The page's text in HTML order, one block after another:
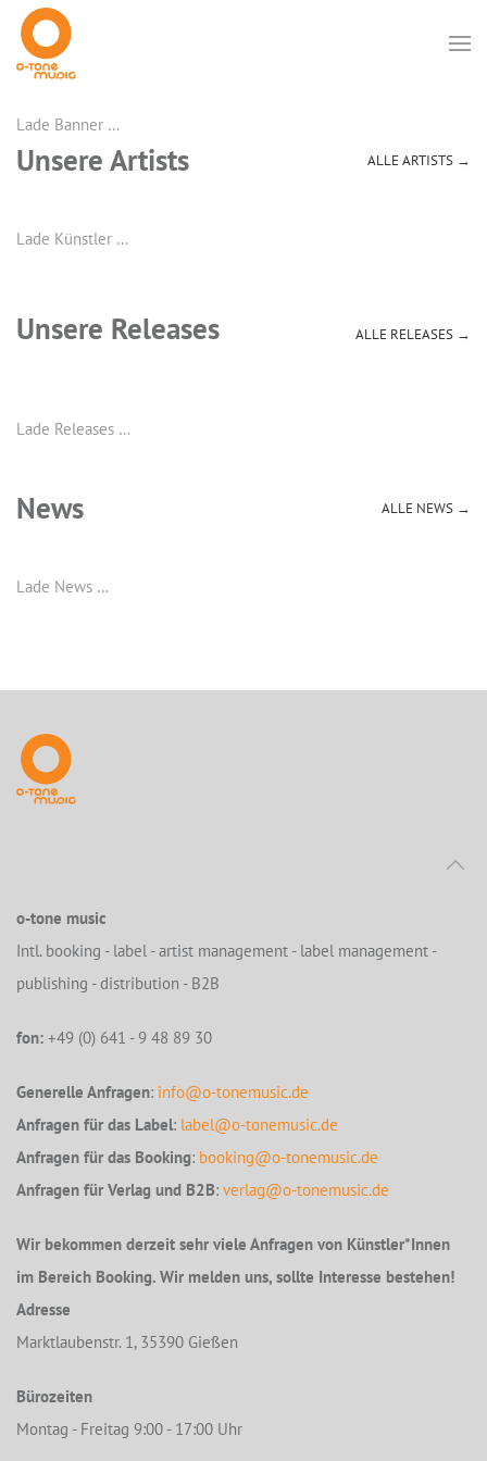
Lade Banner …
Unsere Artists ALLE ARTISTS →
Lade Künstler …
Unsere Releases ALLE RELEASES →
Lade Releases …
News ALLE NEWS →
Lade News …
o-tone music
Intl. booking - label - artist management - label management -
publishing - distribution - B2B
fon: +49 (0) 641 - 9 48 89 30
Generelle Anfragen: info@o-tonemusic.de
Anfragen für das Label: label@o-tonemusic.de
Anfragen für das Booking: booking@o-tonemusic.de
Anfragen für Verlag und B2B: verlag@o-tonemusic.de
Wir bekommen derzeit sehr viele Anfragen von Künstler*Innen
im Bereich Booking. Wir melden uns, sollte Interesse bestehen!
Adresse
Marktlaubenstr. 1, 35390 Gießen
Bürozeiten
Montag - Freitag 9:00 - 17:00 Uhr